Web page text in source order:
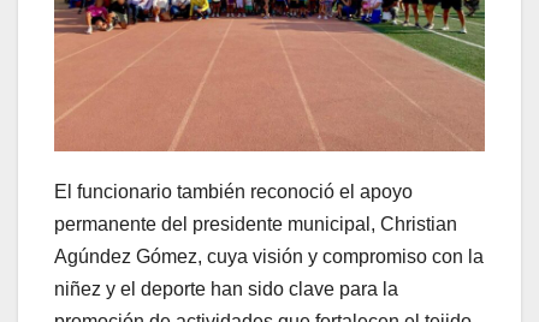
El funcionario también reconoció el apoyo
permanente del presidente municipal, Christian
Agúndez Gómez, cuya visión y compromiso con la
niñez y el deporte han sido clave para la